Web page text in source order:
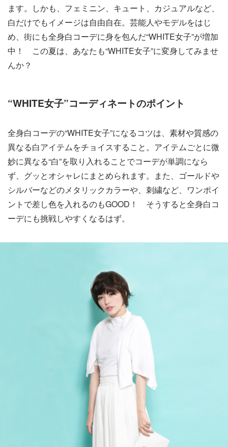
ます。しかも、フェミニン、キュート、カジュアルなど、
白だけでもイメージは自由自在。芸能人やモデルをはじ
め、街にも全身白コーデに身を包んだ“WHITE女子”が増加
中！ この夏は、あなたも“WHITE女子”に変身してみませ
んか？
“WHITE女子”コーディネートのポイント
全身白コーデの“WHITE女子”になるコツは、素材や質感の
異なる白アイテムをチョイスすること。アイテムごとに微
妙に異なる“白”を取り入れることでコーデが単調になら
ず、グッとオシャレにまとめられます。また、ゴールドや
シルバーなどのメタリックカラーや、刺繍など、ワンポイ
ントで差し色を入れるのもGOOD！ そうすると全身白コ
ーデにも挑戦しやすくなるはず。